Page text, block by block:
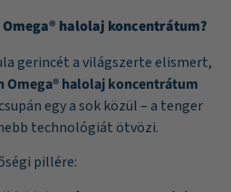
halolaj koncentrátum?
gerincét a világszerte elismert,
Omega® halolaj koncentrátum
egy a sok közül – a tenger
technológiát ötvözi.
pillére: